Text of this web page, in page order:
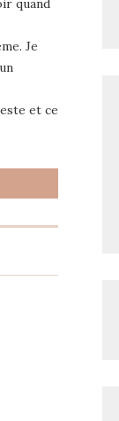
quand
Je
et ce